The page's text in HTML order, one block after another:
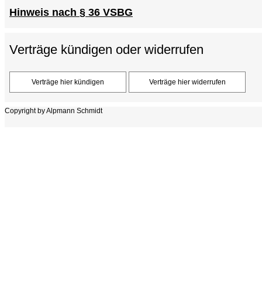
Hinweis nach § 36 VSBG
Verträge kündigen oder widerrufen
Copyright by Alpmann Schmidt